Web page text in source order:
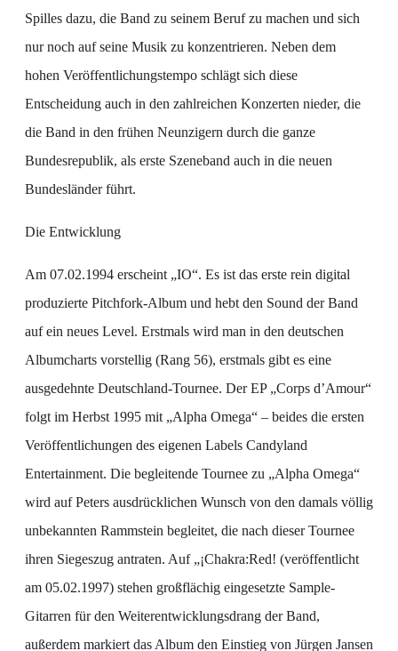
Spilles dazu, die Band zu seinem Beruf zu machen und sich
nur noch auf seine Musik zu konzentrieren. Neben dem
hohen Veröffentlichungstempo schlägt sich diese
Entscheidung auch in den zahlreichen Konzerten nieder, die
die Band in den frühen Neunzigern durch die ganze
Bundesrepublik, als erste Szeneband auch in die neuen
Bundesländer führt.
Die Entwicklung
Am 07.02.1994 erscheint „IO“. Es ist das erste rein digital
produzierte Pitchfork-Album und hebt den Sound der Band
auf ein neues Level. Erstmals wird man in den deutschen
Albumcharts vorstellig (Rang 56), erstmals gibt es eine
ausgedehnte Deutschland-Tournee. Der EP „Corps d’Amour“
folgt im Herbst 1995 mit „Alpha Omega“ – beides die ersten
Veröffentlichungen des eigenen Labels Candyland
Entertainment. Die begleitende Tournee zu „Alpha Omega“
wird auf Peters ausdrücklichen Wunsch von den damals völlig
unbekannten Rammstein begleitet, die nach dieser Tournee
ihren Siegeszug antraten. Auf „¡Chakra:Red! (veröffentlicht
am 05.02.1997) stehen großflächig eingesetzte Sample-
Gitarren für den Weiterentwicklungsdrang der Band,
außerdem markiert das Album den Einstieg von Jürgen Jansen